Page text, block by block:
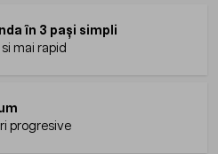
în 3 pași simpli
mai rapid
progresive